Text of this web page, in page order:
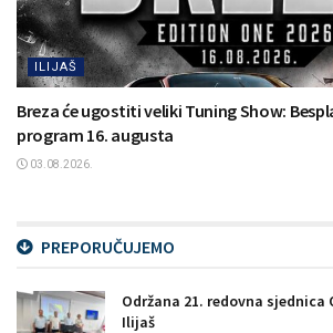
ILIJAŠ
Breza će ugostiti veliki Tuning Show:
program 16. augusta
03.08.2026.
PREPORUČUJEMO
Održana 21. redovna sjednica
Ilijaš